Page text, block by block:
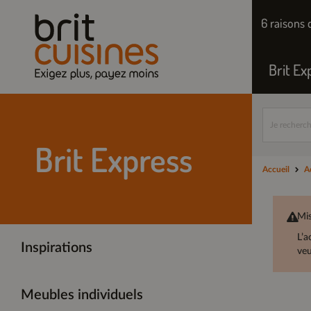
6 raisons
Brit
Brit Express
Inspirations
Meubles individuels
Accueil